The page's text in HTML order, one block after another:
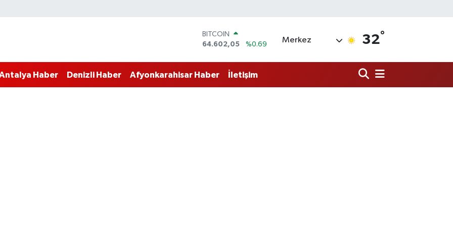
DOLAR
47,6006
%0.06
STERLİN
Merkez 32°
Haber Denizli Haber Afyonkarahisar Haber İletişim